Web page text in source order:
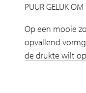
PUUR GELUK
Op een mooie
opvallend
de drukte wilt
Zeg nu zelf,